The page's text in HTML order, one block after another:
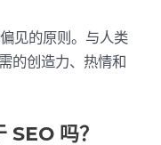
见的原则。与人类
的创造力、热情和
吗？